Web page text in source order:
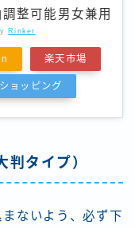
整可能男女兼用
Rinker
楽天市場
ョッピング
タイプ）
ないよう、必ず下